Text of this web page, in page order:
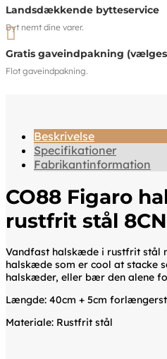
Landsdækkende bytteservice
Byt nemt dine varer.

Gratis gaveindpakning
Flot gaveindpakning.
Beskrivelse
Specifikationer
Fabrikantinformation
CO88 Figaro
rustfrit stål
Vandfast halskæde i rustfrit stål
halskæde som er cool at stacke
halskæder, eller bær den alene
Længde: 40cm + 5cm
Materiale: Rustfrit stål